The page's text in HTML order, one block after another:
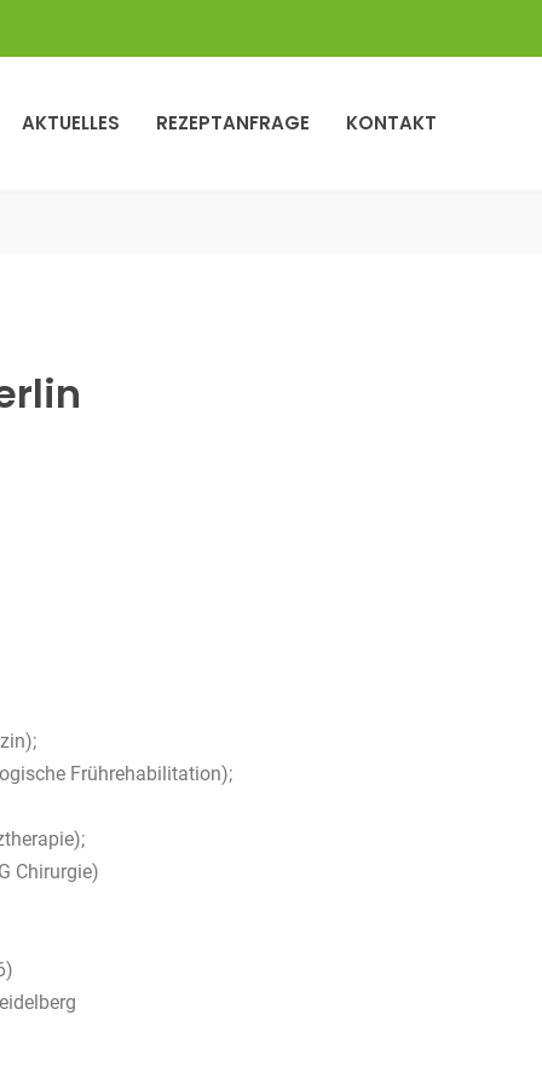
AKTUELLES REZEPTANFRAGE KONTAKT
Frührehabilitation);
Chirurgie)